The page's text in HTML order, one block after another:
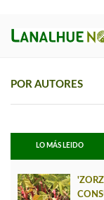
POR AUTORES
LO MÁS LEIDO